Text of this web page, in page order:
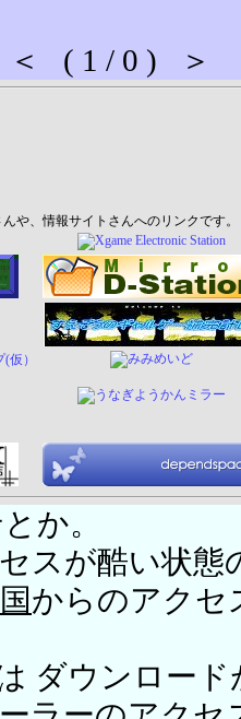
＜ ( 1 / 0 ) ＞
や、情報サイトさんへのリンクです。
仮）
か。
スが酷い状態
からのアクセ
ダウンロー